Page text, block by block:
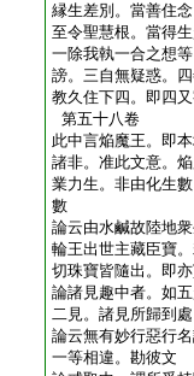
縁生差別。當善住
至令聖慧根。當得
一除我執一合之想
謗。三自無疑惑。
教久住下四。即四
第五十八卷
此中言焔魔王。即
諸非。准此文意。
業力生。非由化生
數
論云由水鹹故陸地
輪王出世主藏臣寶
切珠寶皆隨出。即
論諸見趣中者。如
二見。諸見所歸到
論云無有妙行惡行
一等相違。勘彼文